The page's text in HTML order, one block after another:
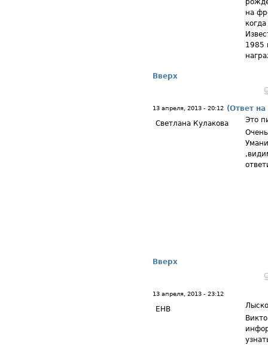
на
1985
Вверх
13 апреля, 2013 - 20:12 (Ответ
Светлана Кулакова
Это
Вверх
13 апреля, 2013 - 23:12
ЕНВ